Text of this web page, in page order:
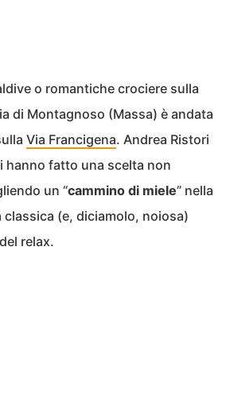
o romantiche crociere sulla
di Montagnoso (Massa) è andata
Via Francigena. Andrea Ristori
hanno fatto una scelta non
un “cammino di miele” nella
(e, diciamolo, noiosa)
relax.